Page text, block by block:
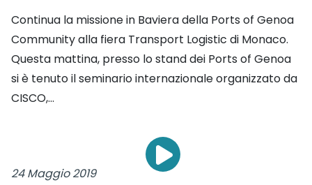
Continua la missione in Baviera della Ports of Genoa
Community alla fiera Transport Logistic di Monaco.
Questa mattina, presso lo stand dei Ports of Genoa
si è tenuto il seminario internazionale organizzato da
CISCO,...
24 Maggio 2019